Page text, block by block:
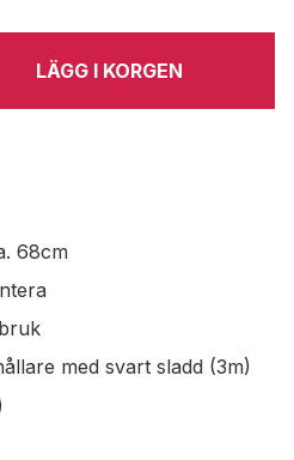
LÄGG I KORGEN
68cm
med svart sladd (3m)